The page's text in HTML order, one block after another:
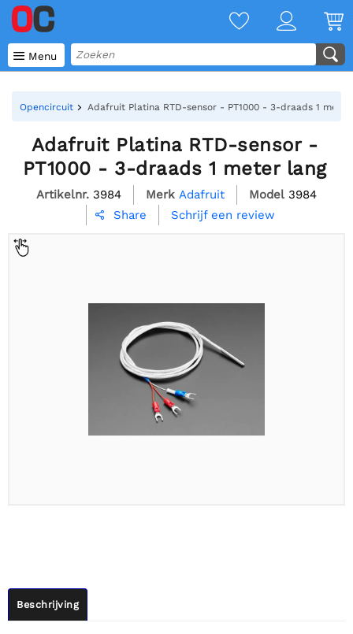
 Menu
Opencircuit Adafruit Platina RTD-sensor - PT1000 - 3-draads 1 meter
Adafruit Platina RTD-sensor -
PT1000 - 3-draads 1 meter lang
Artikelnr. 3984 Merk Adafruit Model 3984
 Share Schrijf een review
Beschrijving